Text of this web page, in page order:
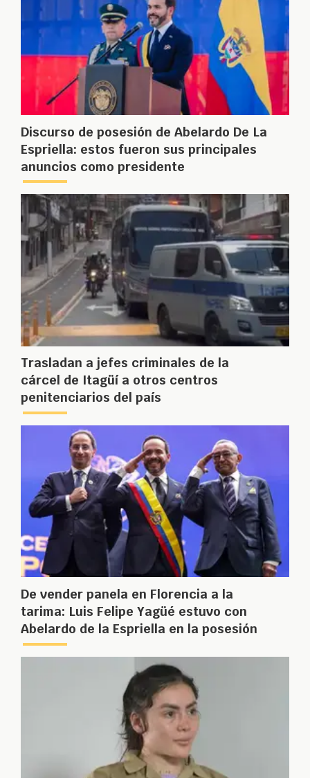
Discurso de posesión de Abelardo De La
Espriella: estos fueron sus principales
anuncios como presidente
Trasladan a jefes criminales de la
cárcel de Itagüí a otros centros
penitenciarios del país
De vender panela en Florencia a la
tarima: Luis Felipe Yagüé estuvo con
Abelardo de la Espriella en la posesión